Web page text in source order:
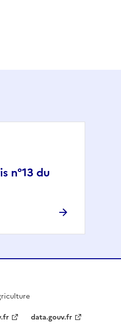
n°13 du
data.gouv.fr